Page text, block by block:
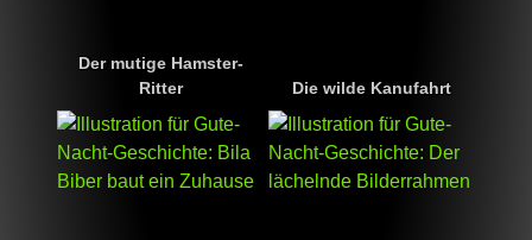
Der mutige Hamster-
Ritter
Die wilde Kanufahrt